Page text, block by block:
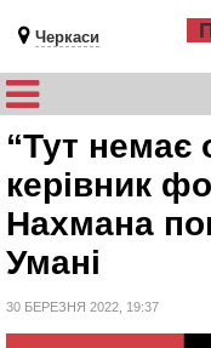
Черкаси
“Тут немає
керівник
Нахмана
Умані
30 БЕРЕЗНЯ 2022, 19:37